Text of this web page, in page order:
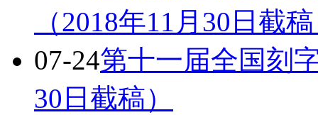
（2018年11月30日截
07-24第十一届全国刻
30日截稿）